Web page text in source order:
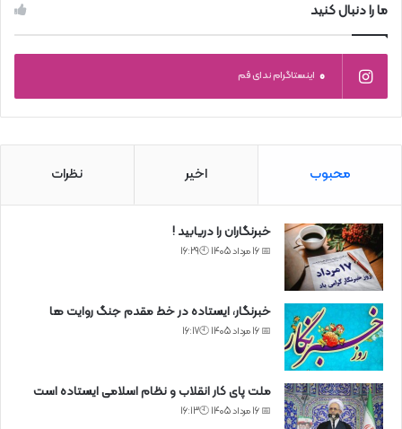
ما را دنبال کنید
0 اینستاگرام ندای قم
محبوب اخیر نظرات
خبرنگاران را دریابید !
📅 16 مرداد 1405 🕙16:29
خبرنگار، ایستاده در خط مقدم جنگ روایت ها
📅 16 مرداد 1405 🕙16:17
ملت پای کار انقلاب و نظام اسلامی ایستاده است
📅 16 مرداد 1405 🕙16:13